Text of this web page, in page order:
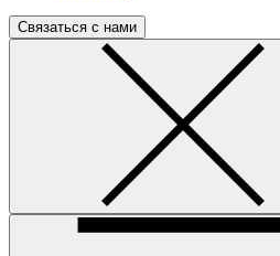
Связаться с нами